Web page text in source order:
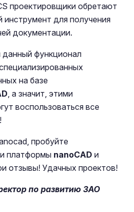
проектировщики обретают
для получения
документации.
функционал
на базе
, а значит, этими
воспользоваться все
пробуйте
платформы nanoCAD и
отзывы! Удачных проектов!
по развитиюЗАО